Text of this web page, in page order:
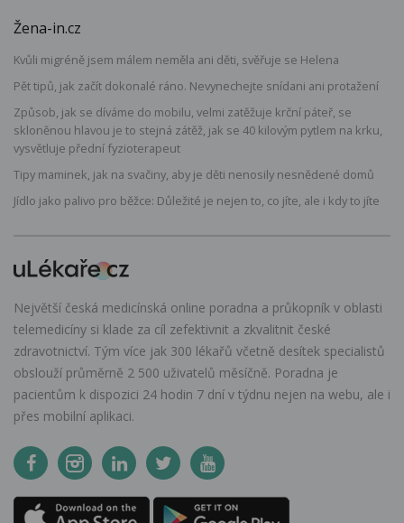
Žena-in.cz
Kvůli migréně jsem málem neměla ani děti, svěřuje se Helena
Pět tipů, jak začít dokonalé ráno. Nevynechejte snídani ani protažení
Způsob, jak se díváme do mobilu, velmi zatěžuje krční páteř, se
skloněnou hlavou je to stejná zátěž, jak se 40 kilovým pytlem na krku,
vysvětluje přední fyzioterapeut
Tipy maminek, jak na svačiny, aby je děti nenosily nesnědené domů
Jídlo jako palivo pro běžce: Důležité je nejen to, co jíte, ale i kdy to jíte
Největší česká medicínská online poradna a průkopník v oblasti
telemedicíny si klade za cíl zefektivnit a zkvalitnit české
zdravotnictví. Tým více jak 300 lékařů včetně desítek specialistů
obslouží průměrně 2 500 uživatelů měsíčně. Poradna je
pacientům k dispozici 24 hodin 7 dní v týdnu nejen na webu, ale i
přes mobilní aplikaci.